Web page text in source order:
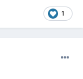
1